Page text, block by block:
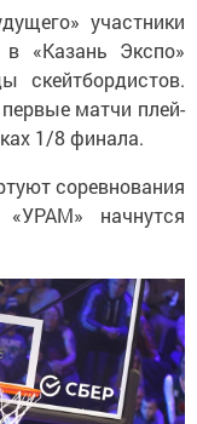
участники
в «Казань Экспо»
скейтбордистов.
матчи плей-
1/8 финала.
соревнования
начнутся